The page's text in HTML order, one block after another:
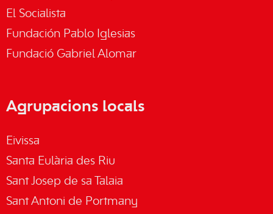
El Socialista
Fundación Pablo Iglesias
Fundació Gabriel Alomar
Agrupacions locals
Eivissa
Santa Eulària des Riu
Sant Josep de sa Talaia
Sant Antoni de Portmany